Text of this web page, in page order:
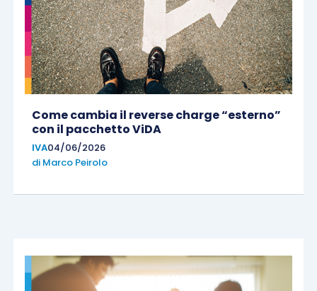
Come cambia il reverse charge “esterno”
con il pacchetto ViDA
IVA04/06/2026
di Marco Peirolo